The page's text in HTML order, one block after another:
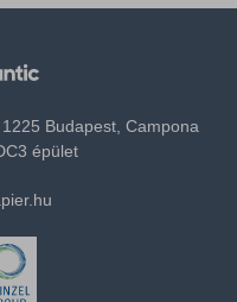
Budapest, Campona
épület